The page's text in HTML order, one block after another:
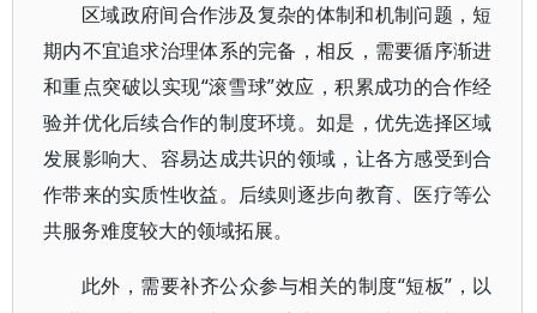
区域政府间合作涉及复杂的体制和机制问题，短
期内不宜追求治理体系的完备，相反，需要循序渐进
和重点突破以实现“滚雪球”效应，积累成功的合作经
验并优化后续合作的制度环境。如是，优先选择区域
发展影响大、容易达成共识的领域，让各方感受到合
作带来的实质性收益。后续则逐步向教育、医疗等公
共服务难度较大的领域拓展。
此外，需要补齐公众参与相关的制度“短板”，以